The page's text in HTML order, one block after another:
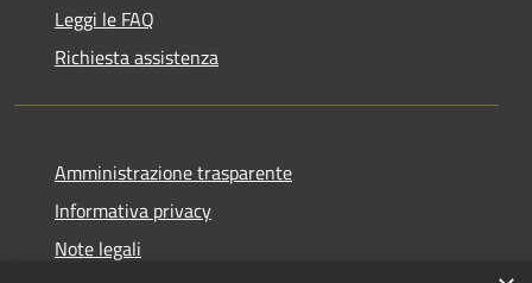
Leggi le FAQ
Richiesta assistenza
Amministrazione trasparente
Informativa privacy
Note legali